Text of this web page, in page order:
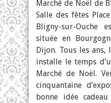
Marché de Noël de
Salle des fêtes
Bligny-sur-Ouche
située en
Dijon. Tous les ans,
installe le temps
Marché de Noël.
cinquantaine
bonne idée